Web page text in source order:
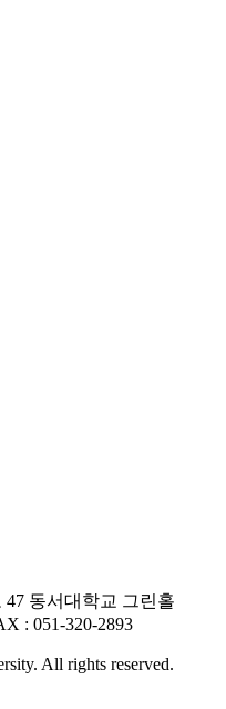
47 동서대학교 그린홀
: 051-320-2893
All rights reserved.